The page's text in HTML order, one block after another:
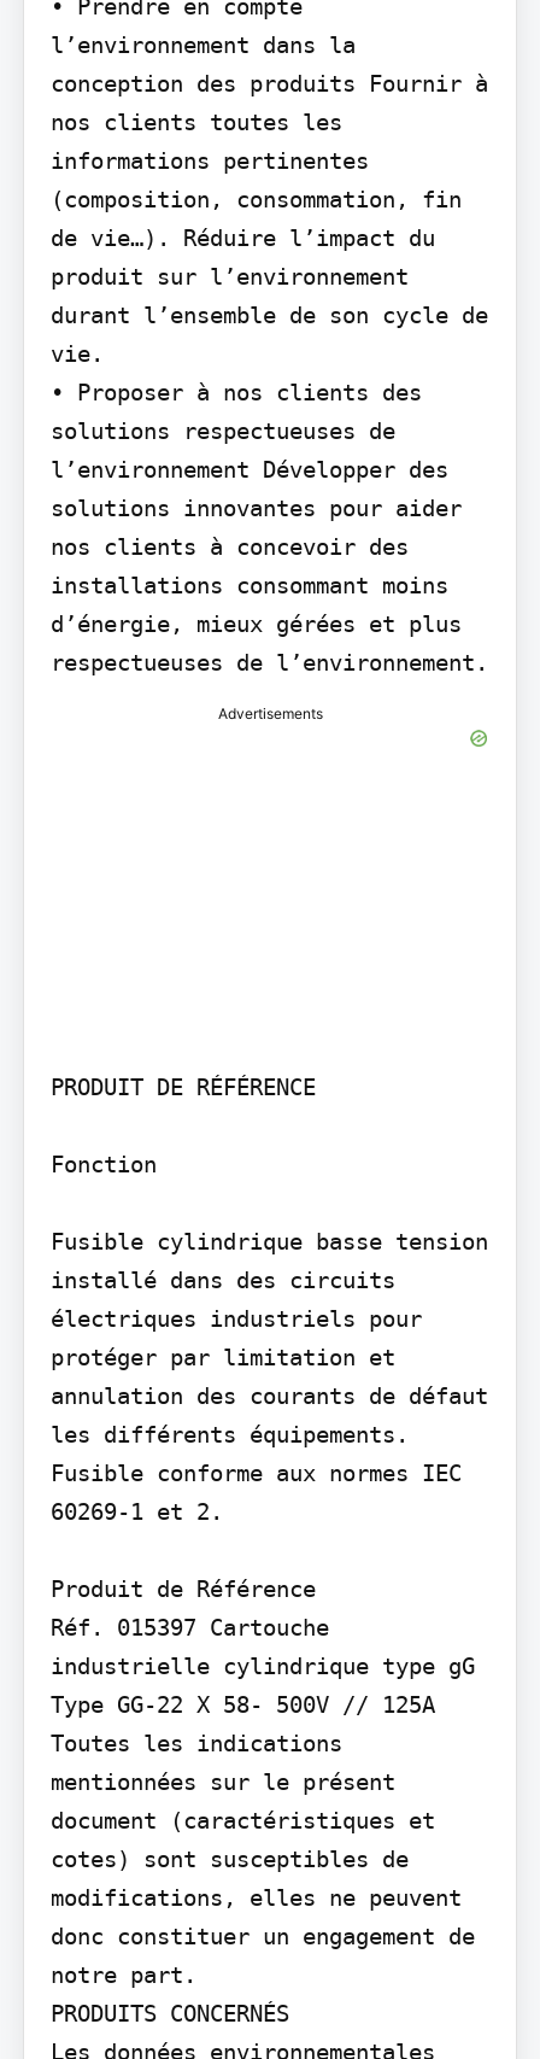
• Prendre en compte
l’environnement dans la
conception des produits Fournir à
nos clients toutes les
informations pertinentes
(composition, consommation, fin
de vie…). Réduire l’impact du
produit sur l’environnement
durant l’ensemble de son cycle de
vie.
• Proposer à nos clients des
solutions respectueuses de
l’environnement Développer des
solutions innovantes pour aider
nos clients à concevoir des
installations consommant moins
d’énergie, mieux gérées et plus
respectueuses de l’environnement.
Advertisements
PRODUIT DE RÉFÉRENCE
Fonction
Fusible cylindrique basse tension
installé dans des circuits
électriques industriels pour
protéger par limitation et
annulation des courants de défaut
les différents équipements.
Fusible conforme aux normes IEC
60269-1 et 2.
Produit de Référence
Réf. 015397 Cartouche
industrielle cylindrique type gG
Type GG-22 X 58- 500V // 125A
Toutes les indications
mentionnées sur le présent
document (caractéristiques et
cotes) sont susceptibles de
modifications, elles ne peuvent
donc constituer un engagement de
notre part.
PRODUITS CONCERNÉS
Les données environnementales